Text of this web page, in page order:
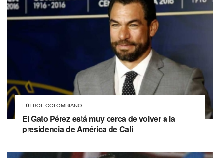
FÚTBOL COLOMBIANO
El Gato Pérez está muy cerca de volver a la
presidencia de América de Cali